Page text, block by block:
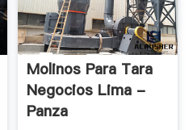
Molinos Para Tara
Negocios Lima -
Panza